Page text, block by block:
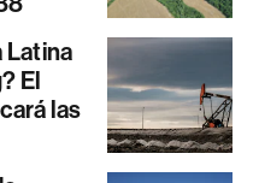
Latina
El
las